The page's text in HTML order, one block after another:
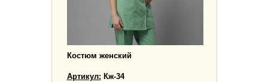
Костюм женский
Артикул: Кж-34